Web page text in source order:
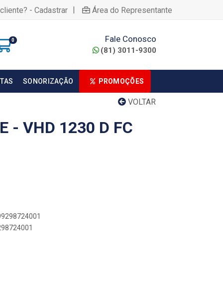
- Cadastrar | Área do Representante
0 Fale Conosco
(81) 3011-9300
SONORIZAÇÃO PROMOÇÕES
VOLTAR
- VHD 1230 D FC